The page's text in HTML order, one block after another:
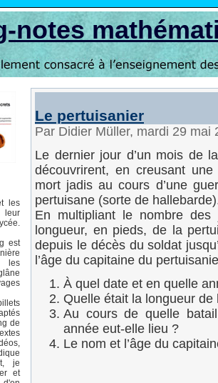
notes
les
leur
est
les
de
je
et
Le pertuisanier
Par Didier Müller, mardi 29 mai
Le dernier jour d’un mois de
découvrirent, en creusant
mort jadis au cours d’une
pertuisane (sorte de
En multipliant le nombre
longueur, en pieds, de la
depuis le décès du soldat
l’âge du capitaine du
À quel date et en quelle
Quelle était la longueur de
Au cours de quelle
année eut-elle lieu ?
Le nom et l’âge du